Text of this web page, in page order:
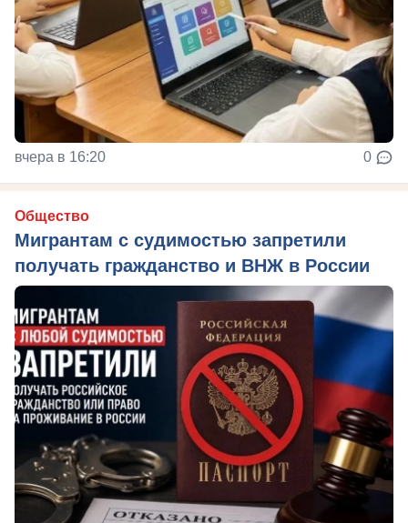
вчера в 16:20 0
Общество
Мигрантам с судимостью запретили
получать гражданство и ВНЖ в России